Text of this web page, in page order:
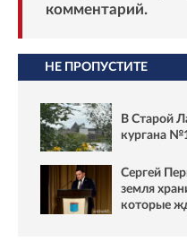
комментарий.
НЕ ПРОПУСТИТЕ
В Старой
кургана
Сергей
земля
которые